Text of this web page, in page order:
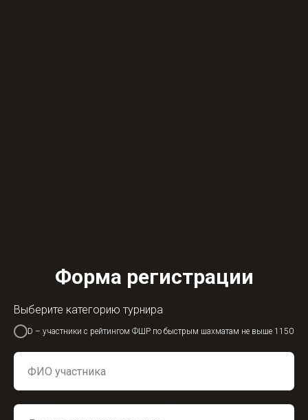
Форма регистрации
Выберите категорию турнира
D – участники с рейтингом ФШР по быстрым шахматам не выше 1150